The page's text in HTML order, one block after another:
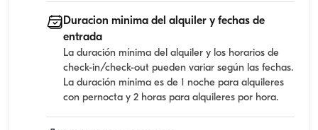
Duracion minima del alquiler y fechas de
entrada
La duración mínima del alquiler y los horarios de
check-in/check-out pueden variar según las fechas.
La duración mínima es de 1 noche para alquileres
con pernocta y 2 horas para alquileres por hora.